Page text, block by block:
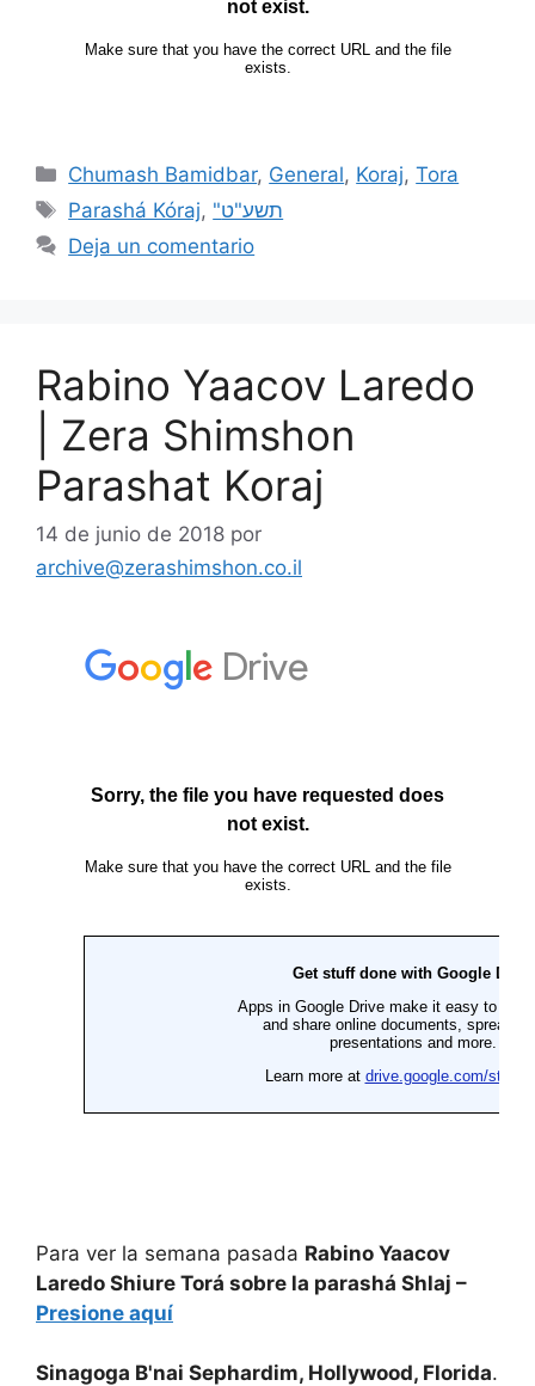
Chumash Bamidbar, General, Koraj,Tora
Parashá Kóraj,
"תשע"ט
Deja un comentario
Rabino Yaacov Laredo
| Zera Shimshon
Parashat Koraj
14 de junio de 2018 por
archive@zerashimshon.co.il
Para ver la semana pasada Rabino Yaacov
Laredo Shiure Torá sobre la parashá Shlaj –
Presione aquí
Sinagoga B'nai Sephardim, Hollywood, Florida.